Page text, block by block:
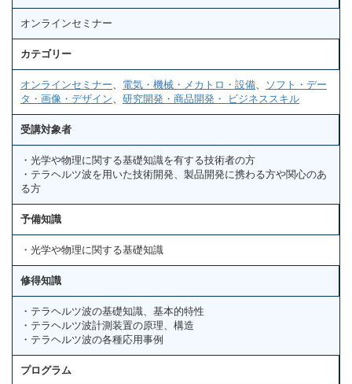
オンラインセミナー
カテゴリー
オンラインセミナー、 電気・機械・メカトロ・設備、
ソフト・デー
タ・画像・デザイン、 研究開発・商品開発・ ビジネススキル
受講対象者
・光学や物理に関する基礎知識を有する技術者の方
・テラヘルツ波を用いた技術開発、製品開発に携わる方や関心のあ
る方
予備知識
・光学や物理に関する基礎知識
修得知識
・テラヘルツ波の基礎知識、基本的特性
・テラヘルツ波計測装置の原理、構造
・テラヘルツ波の各種応用事例
プログラム